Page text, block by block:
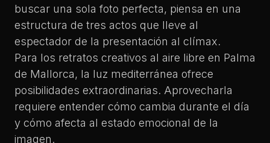
buscar una sola foto perfecta, piensa en una
estructura de tres actos que lleve al
espectador de la presentación al clímax.
Para los retratos creativos al aire libre en Palma
de Mallorca, la luz mediterránea ofrece
posibilidades extraordinarias. Aprovecharla
requiere entender cómo cambia durante el día
y cómo afecta al estado emocional de la
imagen.